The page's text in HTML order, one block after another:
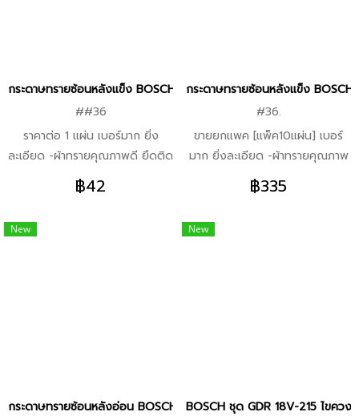
ช่างมืออาชีพสามารถทำงานได้ใน
หน้าที่เป็นไฟแสดงสถานะแบตเตอรี่
-แบตเตอรี่ความจุ 2.0 Ah ทำงาน
ได้มากยิ่งขึ้นต่อการชาร์จหนึ่งรอบ
ความจุ 2.0 Ah ทำงานได้มากยิ่ง
กระดาษทรายซ้อนหลังแข็ง BOSCH X433 ทุกเบอร์ ราคาเดียวกัน
##36
ราคาต่อ 1 แผ่น เบอร์มาก ยิ่ง
ละเอียด -ผ้าทรายคุณภาพดี ยึดติด
ด้วยกาวคุณภาพสูง -ใช้ได้ทั้งงาน
เหล็ก สแตนเลส และไม้ -เจียรขัด
฿42
กระดาษทรายซ้อนหลังแข็ง
#36.
ขายยกแพค [แพ็ค10แผ่น] เบอร์
มาก ยิ่งละเอียด -ผ้าทรายคุณภาพ
ดี ยึดติดด้วยกาวคุณภาพสูง
-ใช้ได้ทั้งงานเหล็ก สแตนเลส และ
-ใช้ได้กับเครื่องเจียรทุกยี่ห้อ
฿335
New
กระดาษทรายซ้อนหลังอ่อน BOSCH X435 ทุกเบอร์ ราคาเดียวกัน ขายย
New
BOSCH ชุด GDR 18V-215 ไขคว